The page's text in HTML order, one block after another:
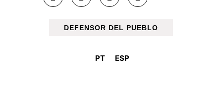
DEFENSOR DEL PUEBLO
PT ESP